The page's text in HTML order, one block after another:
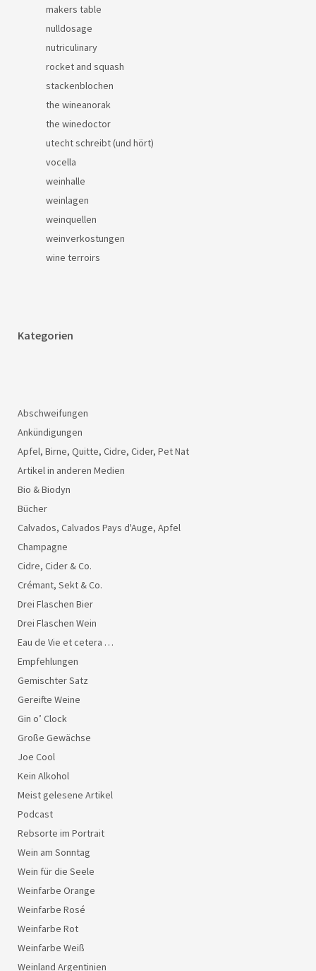
makers table
nulldosage
nutriculinary
rocket and squash
stackenblochen
the wineanorak
the winedoctor
utecht schreibt (und hört)
vocella
weinhalle
weinlagen
weinquellen
weinverkostungen
wine terroirs
Kategorien
Abschweifungen
Ankündigungen
Apfel, Birne, Quitte, Cidre, Cider, Pet Nat
Artikel in anderen Medien
Bio & Biodyn
Bücher
Calvados, Calvados Pays d'Auge, Apfel
Champagne
Cidre, Cider & Co.
Crémant, Sekt & Co.
Drei Flaschen Bier
Drei Flaschen Wein
Eau de Vie et cetera …
Empfehlungen
Gemischter Satz
Gereifte Weine
Gin o’ Clock
Große Gewächse
Joe Cool
Kein Alkohol
Meist gelesene Artikel
Podcast
Rebsorte im Portrait
Wein am Sonntag
Wein für die Seele
Weinfarbe Orange
Weinfarbe Rosé
Weinfarbe Rot
Weinfarbe Weiß
Weinland Argentinien